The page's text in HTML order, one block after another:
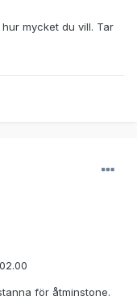
mycket du vill. Tar
för åtminstone.